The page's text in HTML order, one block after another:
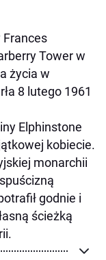
Frances
Tower w
życia w
8 lutego 1961
Elphinstone
kobiecie.
monarchii
godnie i
ścieżką